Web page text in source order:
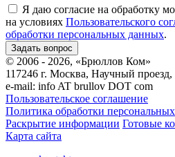
Я даю согласие на обработку
на условиях Пользовательского
обработки персональных данных.
© 2006 - 2026, «Брюллов Ком»
117246 г. Москва, Научный проезд,
e-mail: info AT brullov DOT com
Пользовательское соглашение
Политика обработки
Раскрытие информации Готовые
Карта сайта